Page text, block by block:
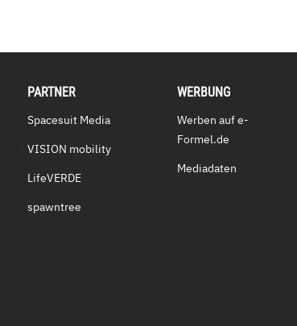
PARTNER
Spacesuit Media
VISION mobility
LifeVERDE
spawntree
WERBUNG
Werben auf e-
Formel.de
Mediadaten